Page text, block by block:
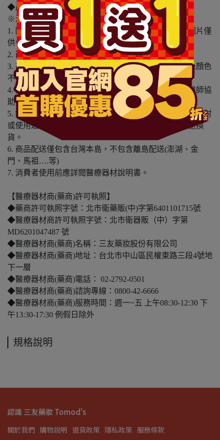
◆產地：日本
※溫馨提醒：
1. 因電腦螢幕設定及個人觀感之差異，本賣場之商品圖片僅
供參考，依實際收到商品為準。
2. 商品包裝會有新舊轉換期，依實際收到商品為準。
3. 商品下訂前，建議實際試色、試用後再行購買，避免顏色
不符或肌膚不適等症狀。
4. 商品使用後若出現不適或非預期反應，請尋求專業醫師協
助。
5. 鑑賞期非試用期，本產品屬於私人消耗性產品，如已拆封
或使用過、無法恢復原狀、商品外盒損壞恕無法辦理退換
貨。
6. 商品配送僅包含台灣本島，不包含離島配送(澎湖、金
門、馬祖….等)
7. 消費者使用前應詳閱醫療器材說明書。
【醫療器材商(藥商)許可執照】
◆藥商許可執照字號：北市衛藥販(中)字第6401101715號
◆醫療器材商許可執照字號：北市衛器販（中）字第
MD6201047487 號
◆醫療器材商(藥商)名稱：三友藥妝股份有限公司
◆醫療器材商(藥商)地址：台北市中山區民權東路三段4號地
下一層
◆醫療器材商(藥商)電話： 02-2792-0501
◆醫療器材商(藥商)諮詢專線：0800-42-6666
◆醫療器材商(藥商)服務時間：週一~五 上午08:30-12:30 下
午13:30-17:30 例假日除外
規格說明
認識 三友藥妝 Tomod's
關於我們 購物說明 退貨政策 隱私政策 服務條款